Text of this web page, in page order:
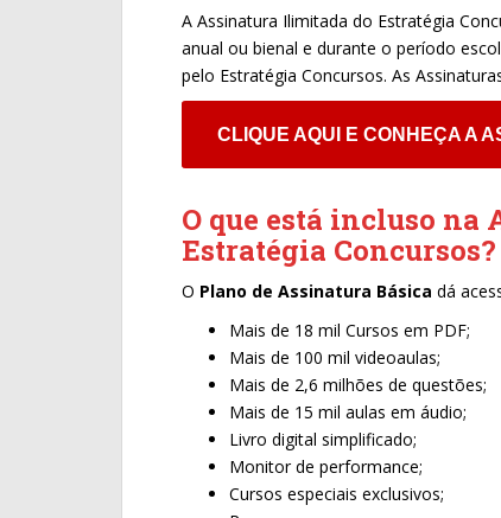
A Assinatura Ilimitada do Estratégia
anual ou bienal e durante o período
pelo Estratégia Concursos. As
CLIQUE AQUI E CONHEÇA A
O que está incluso
Estratégia Concursos?
O Plano de Assinatura Básica dá
Mais de 18 mil Cursos em PDF;
Mais de 100 mil videoaulas;
Mais de 2,6 milhões de questões;
Mais de 15 mil aulas em áudio;
Livro digital simplificado;
Monitor de performance;
Cursos especiais exclusivos;